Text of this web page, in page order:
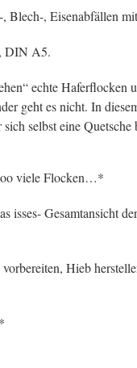
Blech-, Eisenabfällen
DIN A5.
echte Haferflocken
geht es nicht. In
selbst eine
viele Flocken…*
Gesamtansicht
Hieb